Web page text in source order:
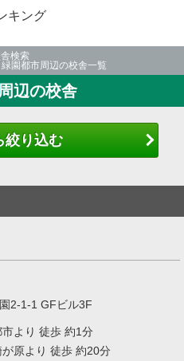
キング
検索
緑園都市周辺の校舎一覧
辺の校舎
絞り込む
2-1-1 GFビル3F
より 徒歩 約1分
原より 徒歩 約20分